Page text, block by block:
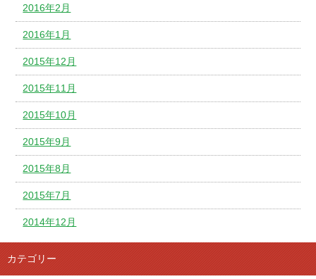
2016年2月
2016年1月
2015年12月
2015年11月
2015年10月
2015年9月
2015年8月
2015年7月
2014年12月
カテゴリー